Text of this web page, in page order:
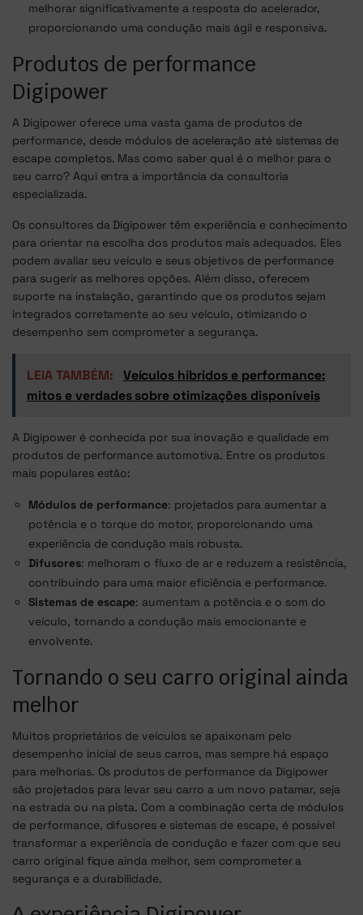
melhorar significativamente a resposta do acelerador,
proporcionando uma condução mais ágil e responsiva.
Produtos de performance
Digipower
A Digipower oferece uma vasta gama de produtos de
performance, desde módulos de aceleração até sistemas de
escape completos. Mas como saber qual é o melhor para o
seu carro? Aqui entra a importância da consultoria
especializada.
Os consultores da Digipower têm experiência e conhecimento
para orientar na escolha dos produtos mais adequados. Eles
podem avaliar seu veículo e seus objetivos de performance
para sugerir as melhores opções. Além disso, oferecem
suporte na instalação, garantindo que os produtos sejam
integrados corretamente ao seu veículo, otimizando o
desempenho sem comprometer a segurança.
LEIA TAMBÉM:
Veículos híbridos e performance:
mitos e verdades sobre otimizações disponíveis
A Digipower é conhecida por sua inovação e qualidade em
produtos de performance automotiva. Entre os produtos
mais populares estão:
Módulos de performance: projetados para aumentar a
potência e o torque do motor, proporcionando uma
experiência de condução mais robusta.
Difusores: melhoram o fluxo de ar e reduzem a resistência,
contribuindo para uma maior eficiência e performance.
Sistemas de escape: aumentam a potência e o som do
veículo, tornando a condução mais emocionante e
envolvente.
Tornando o seu carro original ainda
melhor
Muitos proprietários de veículos se apaixonam pelo
desempenho inicial de seus carros, mas sempre há espaço
para melhorias. Os produtos de performance da Digipower
são projetados para levar seu carro a um novo patamar, seja
na estrada ou na pista. Com a combinação certa de módulos
de performance, difusores e sistemas de escape, é possível
transformar a experiência de condução e fazer com que seu
carro original fique ainda melhor, sem comprometer a
segurança e a durabilidade.